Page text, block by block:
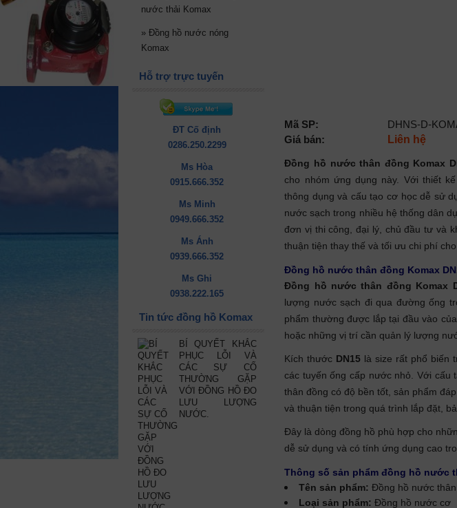
Mã SP:
DHNS-D-
Giá bán:
Liên hệ
Đồng hồ nước thân đồng Komax
cho nhóm ứng dụng này. Với thiết kế
thông dụng và cấu tạo cơ học dễ sử
nước sạch trong nhiều hệ thống dân
đơn vị thi công, đại lý, chủ đầu tư và
thuận tiện thay thế và tối ưu chi phí cho
Đồng hồ nước thân đồng Komax
Đồng hồ nước thân đồng Komax
lượng nước sạch đi qua đường ống
phẩm thường được lắp tại đầu vào
hoặc những vị trí cần quản lý lượng
Kích thước DN15 là size rất phổ biến
các tuyến ống cấp nước nhỏ. Với cấu
thân đồng có độ bền tốt, sản phẩm
và thuận tiện trong quá trình lắp đặt,
Đây là dòng đồng hồ phù hợp cho
dễ sử dụng và có tính ứng dụng cao
Thông số sản phẩm đồng hồ nước
Tên sản phẩm: Đồng hồ nước
Loại sản phẩm: Đồng hồ nước cơ
nước thải Komax
» Đồng hồ nước nóng
Komax
Hỗ trợ trực tuyến
ĐT Cố định
0286.250.2299
Ms Hòa
0915.666.352
Ms Minh
0949.666.352
Ms Ánh
0939.666.352
Ms Ghi
0938.222.165
Tin tức đồng hồ Komax
BÍ QUYẾT KHẮC
PHỤC LỖI VÀ
CÁC SỰ CỐ
THƯỜNG GẶP
VỚI ĐỒNG HỒ ĐO
LƯU LƯỢNG
NƯỚC.